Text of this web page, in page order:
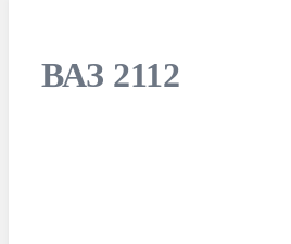
ВАЗ 2112